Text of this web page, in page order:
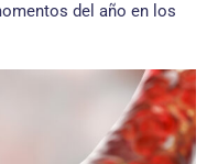
del año en los